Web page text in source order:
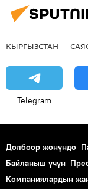
КЫРГЫЗСТАН
Telegram
Долбоор жөнүндө
Байланыш үчүн
Компаниялардын